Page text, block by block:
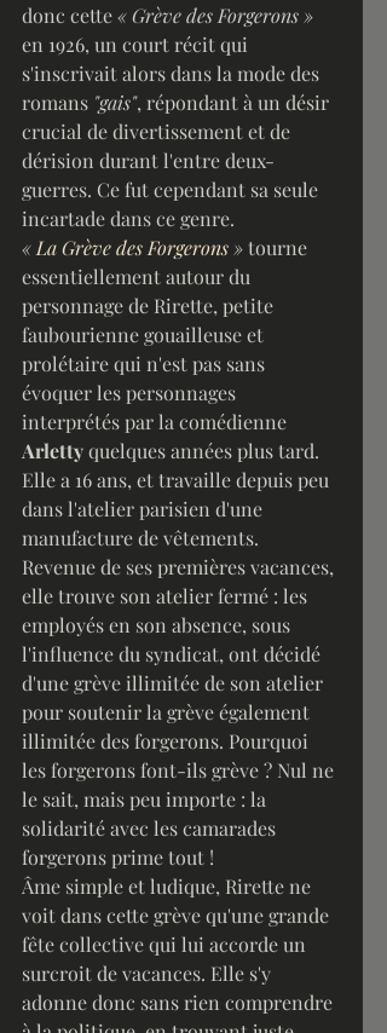
donc cette « Grève des Forgerons »
en 1926, un court récit qui
s'inscrivait alors dans la mode des
romans "gais", répondant à un désir
crucial de divertissement et de
dérision durant l'entre deux-
guerres. Ce fut cependant sa seule
incartade dans ce genre.
« La Grève des Forgerons » tourne
essentiellement autour du
personnage de Rirette, petite
faubourienne gouailleuse et
prolétaire qui n'est pas sans
évoquer les personnages
interprétés par la comédienne
Arletty quelques années plus tard.
Elle a 16 ans, et travaille depuis peu
dans l'atelier parisien d'une
manufacture de vêtements.
Revenue de ses premières vacances,
elle trouve son atelier fermé : les
employés en son absence, sous
l'influence du syndicat, ont décidé
d'une grève illimitée de son atelier
pour soutenir la grève également
illimitée des forgerons. Pourquoi
les forgerons font-ils grève ? Nul ne
le sait, mais peu importe : la
solidarité avec les camarades
forgerons prime tout !
Âme simple et ludique, Rirette ne
voit dans cette grève qu'une grande
fête collective qui lui accorde un
surcroit de vacances. Elle s'y
adonne donc sans rien comprendre